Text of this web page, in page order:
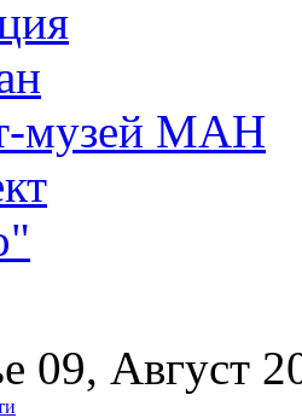
музей МАН
09, Август